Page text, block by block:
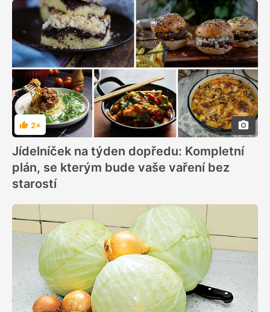
Hodnocení
2×
Jídelníček na týden dopředu: Kompletní
plán, se kterým bude vaše vaření bez
starostí